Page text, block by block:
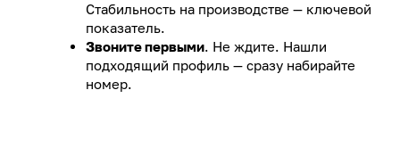
Стабильность на производстве — ключевой
показатель.
Звоните первыми. Не ждите. Нашли
подходящий профиль — сразу набирайте
номер.